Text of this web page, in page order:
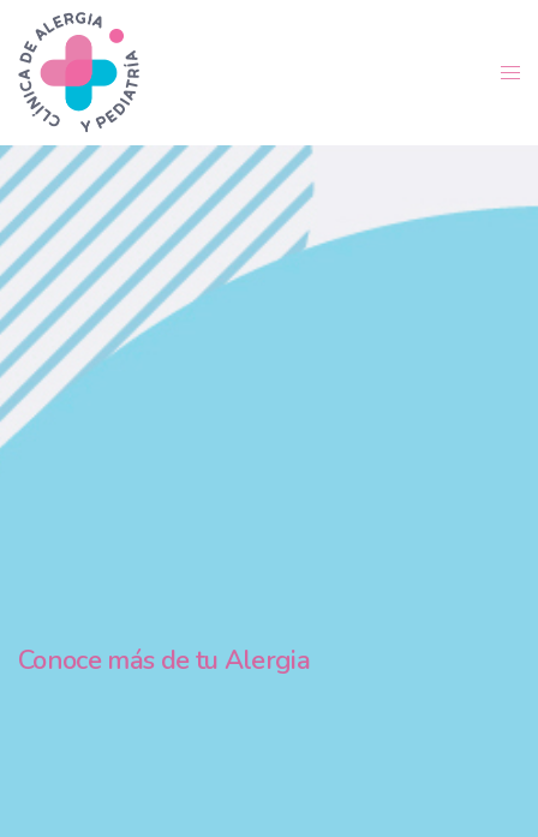
Conoce más de tu Alergia